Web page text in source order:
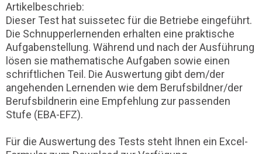
Artikelbeschrieb:
Dieser Test hat suissetec für die Betriebe eingeführt.
Die Schnupperlernenden erhalten eine praktische
Aufgabenstellung. Während und nach der Ausführung
lösen sie mathematische Aufgaben sowie einen
schriftlichen Teil. Die Auswertung gibt dem/der
angehenden Lernenden wie dem Berufsbildner/der
Berufsbildnerin eine Empfehlung zur passenden
Stufe (EBA-EFZ).
Für die Auswertung des Tests steht Ihnen ein Excel-